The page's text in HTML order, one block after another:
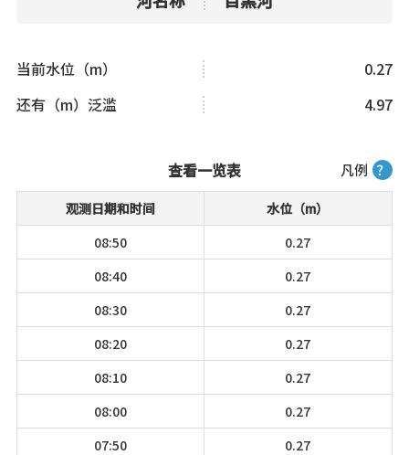
当前水位（m）
0.27
还有（m）泛滥
4.97
凡例 ？
查看一览表
观测日期和时间
水位（m）
08:50
0.27
08:40
0.27
08:30
0.27
08:20
0.27
08:10
0.27
08:00
0.27
07:50
0.27